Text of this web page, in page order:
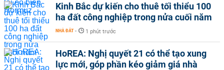
Kinh Bắc dự kiến cho thuê tối thiểu 100
ha đất công nghiệp trong nửa cuối năm
NHÀ ĐẤT - 1 phút trước
HoREA: Nghị quyết 21 có thể tạo xung
lực mới, góp phần kéo giảm giá nhà